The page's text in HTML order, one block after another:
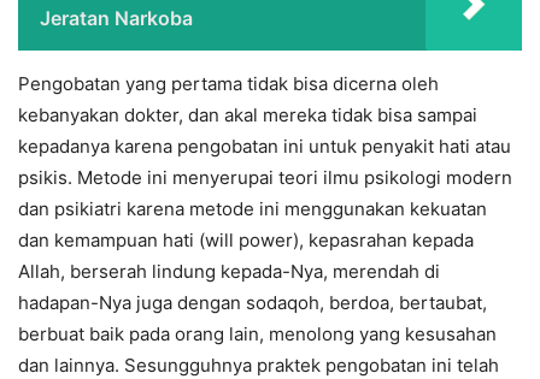
Jeratan Narkoba
Pengobatan yang pertama tidak bisa dicerna oleh
kebanyakan dokter, dan akal mereka tidak bisa sampai
kepadanya karena pengobatan ini untuk penyakit hati atau
psikis. Metode ini menyerupai teori ilmu psikologi modern
dan psikiatri karena metode ini menggunakan kekuatan
dan kemampuan hati (will power), kepasrahan kepada
Allah, berserah lindung kepada-Nya, merendah di
hadapan-Nya juga dengan sodaqoh, berdoa, bertaubat,
berbuat baik pada orang lain, menolong yang kesusahan
dan lainnya. Sesungguhnya praktek pengobatan ini telah